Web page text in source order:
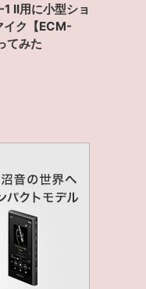
II用に小型ショ
イク【ECM-
てみた